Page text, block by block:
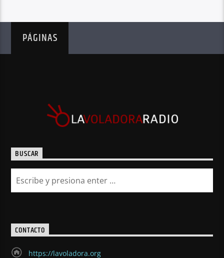
PÁGINAS
BUSCAR
CONTACTO
https://lavoladora.org